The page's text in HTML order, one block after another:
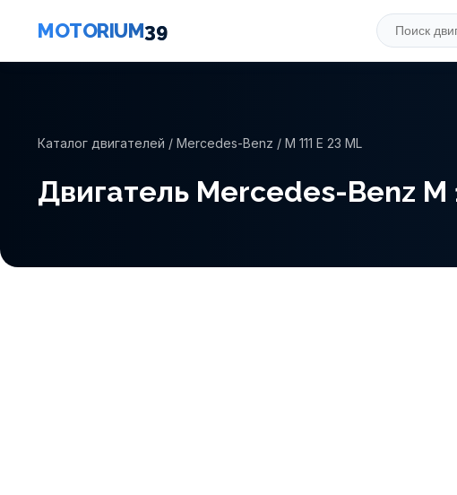
MOTORIUM39
Каталог двигателей / Mercedes-Benz / M 111 E 23 ML
Двигатель Mercedes-Benz M